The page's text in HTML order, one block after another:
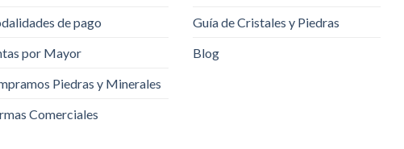
de pago
por Mayor
Piedras y Minerales
Comerciales
Guía de Cristales y Piedras
Blog